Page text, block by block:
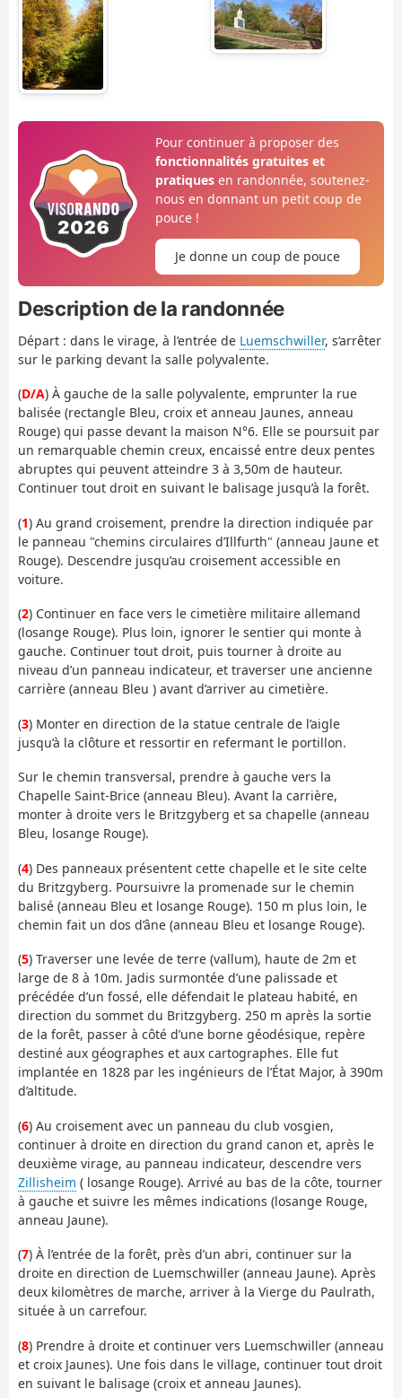
Pour continuer à proposer des
fonctionnalités gratuites et
pratiquesen randonnée, soutenez-
nous en donnant un petit coup de
pouce !
Je donne un coup de pouce
Description de la randonnée
Départ : dans le virage, à l’entrée de Luemschwiller, s’arrêter
sur le parking devant la salle polyvalente.
(D/A) À gauche de la salle polyvalente, emprunter la rue
balisée (rectangle Bleu, croix et anneau Jaunes, anneau
Rouge) qui passe devant la maison N°6. Elle se poursuit par
un remarquable chemin creux, encaissé entre deux pentes
abruptes qui peuvent atteindre 3 à 3,50m de hauteur.
Continuer tout droit en suivant le balisage jusqu’à la forêt.
(1) Au grand croisement, prendre la direction indiquée par
le panneau "chemins circulaires d’Illfurth" (anneau Jaune et
Rouge). Descendre jusqu’au croisement accessible en
voiture.
(2) Continuer en face vers le cimetière militaire allemand
(losange Rouge). Plus loin, ignorer le sentier qui monte à
gauche. Continuer tout droit, puis tourner à droite au
niveau d’un panneau indicateur, et traverser une ancienne
carrière (anneau Bleu ) avant d’arriver au cimetière.
(3) Monter en direction de la statue centrale de l’aigle
jusqu’à la clôture et ressortir en refermant le portillon.
Sur le chemin transversal, prendre à gauche vers la
Chapelle Saint-Brice (anneau Bleu). Avant la carrière,
monter à droite vers le Britzgyberg et sa chapelle (anneau
Bleu, losange Rouge).
(4) Des panneaux présentent cette chapelle et le site celte
du Britzgyberg. Poursuivre la promenade sur le chemin
balisé (anneau Bleu et losange Rouge). 150 m plus loin, le
chemin fait un dos d’âne (anneau Bleu et losange Rouge).
(5) Traverser une levée de terre (vallum), haute de 2m et
large de 8 à 10m. Jadis surmontée d’une palissade et
précédée d’un fossé, elle défendait le plateau habité, en
direction du sommet du Britzgyberg. 250 m après la sortie
de la forêt, passer à côté d’une borne géodésique, repère
destiné aux géographes et aux cartographes. Elle fut
implantée en 1828 par les ingénieurs de l’État Major, à 390m
d’altitude.
(6) Au croisement avec un panneau du club vosgien,
continuer à droite en direction du grand canon et, après le
deuxième virage, au panneau indicateur, descendre vers
Zillisheim ( losange Rouge). Arrivé au bas de la côte, tourner
à gauche et suivre les mêmes indications (losange Rouge,
anneau Jaune).
(7) À l’entrée de la forêt, près d’un abri, continuer sur la
droite en direction de Luemschwiller (anneau Jaune). Après
deux kilomètres de marche, arriver à la Vierge du Paulrath,
située à un carrefour.
(8) Prendre à droite et continuer vers Luemschwiller (anneau
et croix Jaunes). Une fois dans le village, continuer tout droit
en suivant le balisage (croix et anneau Jaunes).